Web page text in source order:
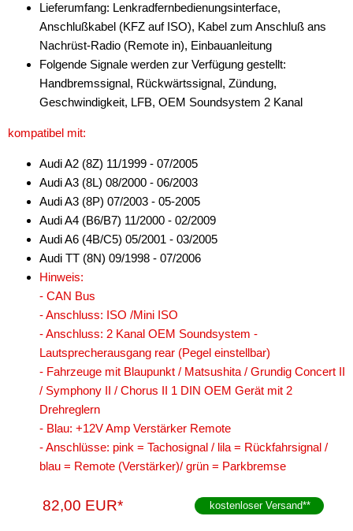
Lieferumfang: Lenkradfernbedienungsinterface,
Anschlußkabel (KFZ auf ISO), Kabel zum Anschluß ans
Nachrüst-Radio (Remote in), Einbauanleitung
Folgende Signale werden zur Verfügung gestellt:
Handbremssignal, Rückwärtssignal, Zündung,
Geschwindigkeit, LFB, OEM Soundsystem 2 Kanal
kompatibel mit:
Audi A2 (8Z) 11/1999 - 07/2005
Audi A3 (8L) 08/2000 - 06/2003
Audi A3 (8P) 07/2003 - 05-2005
Audi A4 (B6/B7) 11/2000 - 02/2009
Audi A6 (4B/C5) 05/2001 - 03/2005
Audi TT (8N) 09/1998 - 07/2006
Hinweis:
- CAN Bus
- Anschluss: ISO /Mini ISO
- Anschluss: 2 Kanal OEM Soundsystem -
Lautsprecherausgang rear (Pegel einstellbar)
- Fahrzeuge mit Blaupunkt / Matsushita / Grundig Concert II
/ Symphony II / Chorus II 1 DIN OEM Gerät mit 2
Drehreglern
- Blau: +12V Amp Verstärker Remote
- Anschlüsse: pink = Tachosignal / lila = Rückfahrsignal /
blau = Remote (Verstärker)/ grün = Parkbremse
82,00 EUR* kostenloser Versand**